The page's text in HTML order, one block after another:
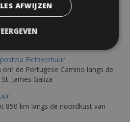
levering in Triëst en de fiets later in
die je op de fiets kunt ontdekken
Fietsverhuur
de Portugese Camino langs de
James Galiza
850 km langs de noordkust van
AFWIJZEN